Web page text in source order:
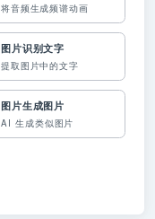
将音频生成频谱动画
图片识别文字
提取图片中的文字
图片生成图片
AI 生成类似图片